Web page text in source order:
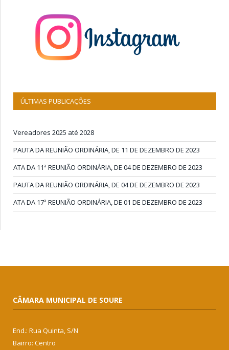
ÚLTIMAS PUBLICAÇÕES
Vereadores 2025 até 2028
PAUTA DA REUNIÃO ORDINÁRIA, DE 11 DE DEZEMBRO DE 2023
ATA DA 11ª REUNIÃO ORDINÁRIA, DE 04 DE DEZEMBRO DE 2023
PAUTA DA REUNIÃO ORDINÁRIA, DE 04 DE DEZEMBRO DE 2023
ATA DA 17ª REUNIÃO ORDINÁRIA, DE 01 DE DEZEMBRO DE 2023
CÂMARA MUNICIPAL DE SOURE
End.: Rua Quinta, S/N
Bairro: Centro